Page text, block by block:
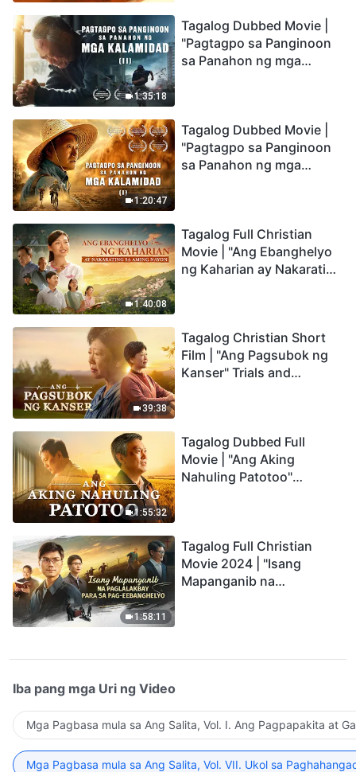
1:35:18
Tagalog Dubbed Movie |
"Pagtagpo sa Panginoon
sa Panahon ng mga
Tayo Makakapasok sa
Kaharian ng Diyos?
1:20:47
Tagalog Dubbed Movie |
"Pagtagpo sa Panginoon
sa Panahon ng mga
Sangkatauhan?
1:40:08
Tagalog Full Christian
Movie | "Ang Ebanghelyo
ng Kaharian ay Nakarating
39:38
Tagalog Christian Short
Film | "Ang Pagsubok ng
Kanser" Trials and
1:55:32
Tagalog Dubbed Full
Movie | "Ang Aking
Nahuling Patotoo"
1:58:11
Tagalog Full Christian
Movie 2024 | "Isang
Mapanganib na
Iba pang mga Uri ng Video
Mga Pagbasa mula sa Ang Salita, Vol. I. Ang Pagpapakita at
Mga Pagbasa mula sa Ang Salita, Vol. VII. Ukol sa